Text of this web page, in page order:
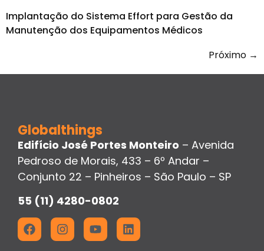
Implantação do Sistema Effort para Gestão da
Manutenção dos Equipamentos Médicos
Próximo →
Globalthings
Edifício José Portes Monteiro – Avenida
Pedroso de Morais, 433 – 6º Andar –
Conjunto 22 – Pinheiros – São Paulo – SP
55 (11) 4280-0802